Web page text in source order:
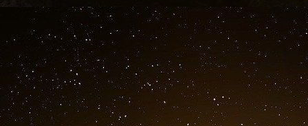
vaccination soit réellement efficace, il
pour connaître l’état exact de ses
autorités dites “compétentes” et on vit
officiellement que de la faute à pas de
L’aveuglement des autorités sanitaires
sanitaire majeure qui a déjà commencé à
d’hyperactivité, de cancers infantiles